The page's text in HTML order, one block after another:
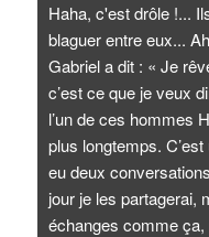
Haha, c'est drôle !...
blaguer entre eux...
Gabriel a dit : « Je
c’est ce que je veux
l’un de ces hommes
plus longtemps.
eu deux
jour je les partagerai,
échanges comme